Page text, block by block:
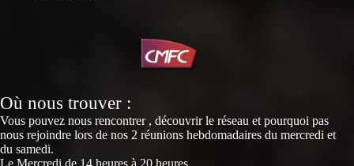
Où nous trouver :
Vous pouvez nous rencontrer , découvrir le réseau et pourquoi pas
nous rejoindre lors de nos 2 réunions hebdomadaires du mercredi et
du samedi.